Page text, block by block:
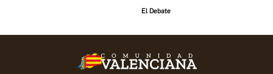
El Debate